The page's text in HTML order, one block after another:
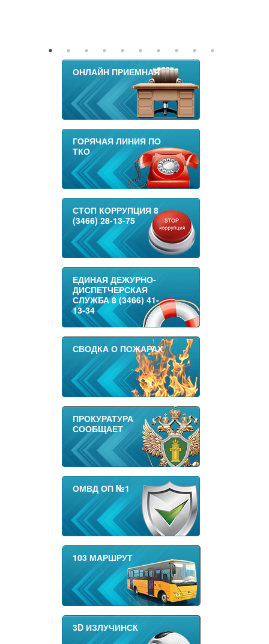
ОНЛАЙН ПРИЕМНАЯ
ГОРЯЧАЯ ЛИНИЯ ПО
ТКО
СТОП КОРРУПЦИЯ 8
(3466) 28-13-75
ЕДИНАЯ ДЕЖУРНО-
ДИСПЕТЧЕРСКАЯ
СЛУЖБА 8 (3466) 41-
13-34
СВОДКА О ПОЖАРАХ
ПРОКУРАТУРА
СООБЩАЕТ
ОМВД ОП №1
103 МАРШРУТ
3D ИЗЛУЧИНСК